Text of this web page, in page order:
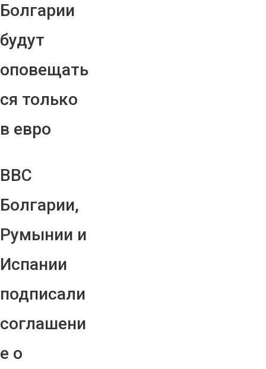
Болгарии
будут
оповещать
ся только
в евро
ВВС
Болгарии,
Румынии и
Испании
подписали
соглашени
е о